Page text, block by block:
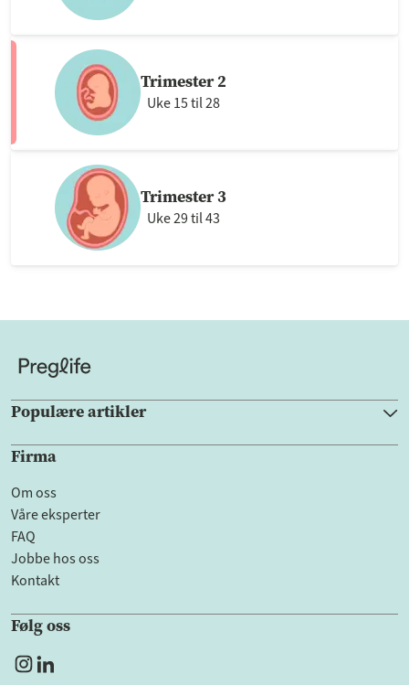
Trimester 2
Uke 15 til 28
Trimester 3
Uke 29 til 43
Populære artikler
Firma
Om oss
Våre eksperter
FAQ
Jobbe hos oss
Kontakt
Følg oss